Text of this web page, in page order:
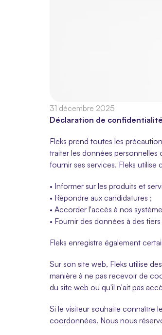
31 décembre 2025
Déclaration de confidentialité
Fleks prend toutes les
traiter les données personnelles
fournir ses services. Fleks utilise
• Informer sur les produits et
• Répondre aux candidatures ;
• Accorder l'accès à nos
• Fournir des données à des
Fleks enregistre également
Sur son site web, Fleks utilise
manière à ne pas recevoir de
du site web ou qu'il n'ait pas
Si le visiteur souhaite connaître
coordonnées. Nous nous